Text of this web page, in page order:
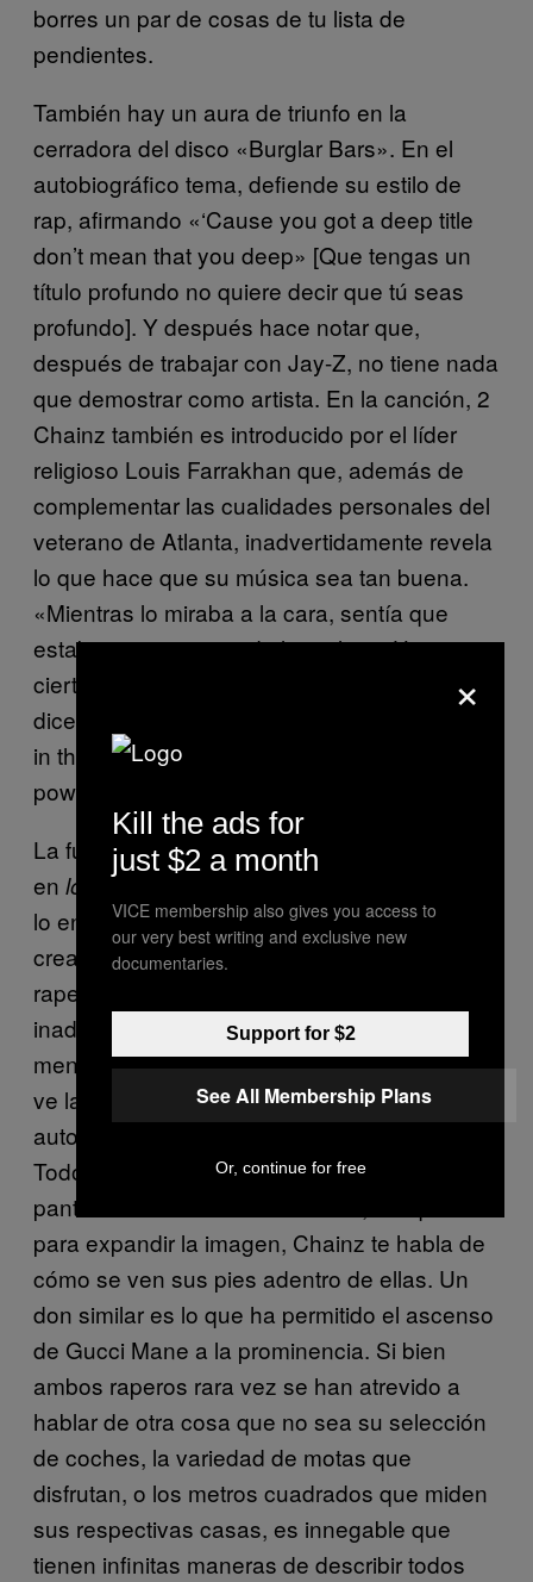
borres un par de cosas de tu lista de
pendientes.
También hay un aura de triunfo en la
cerradora del disco «Burglar Bars». En el
autobiográfico tema, defiende su estilo de
rap, afirmando «‘Cause you got a deep title
don’t mean that you deep» [Que tengas un
título profundo no quiere decir que tú seas
profundo]. Y después hace notar que,
después de trabajar con Jay-Z, no tiene nada
que demostrar como artista. En la canción, 2
Chainz también es introducido por el líder
religioso Louis Farrakhan que, además de
complementar las cualidades personales del
veterano de Atlanta, inadvertidamente revela
lo que hace que su música sea tan buena.
«Mientras lo miraba a la cara, sentía que
estaba en presencia de la realeza. Hay una
cierta potencia que emite en su presencia»,
dice. [As I gazed into his face, I felt that I was
in the presence of royalty. There’s a certain
power presence that he gives off].
La fuerza real de la música 2 Chainz no está
en lo que está diciendo sino
lo entrega. Tiene una gran habilidad para
crear imágenes elegantes que en otros
raperos serían tan estándar que pasarían
inadvertidas. En lugar de simplemente
mencionar el látigo, Chainz te dice cómo se
ve la calle cuando echa en reversa su
automóvil, debido a su tamaño gigantesco.
Todo el mundo rapea acerca de tener
pantuflas Gucci en la actualidad, así que
para expandir la imagen, Chainz te habla de
cómo se ven sus pies adentro de ellas. Un
don similar es lo que ha permitido el ascenso
de Gucci Mane a la prominencia. Si bien
ambos raperos rara vez se han atrevido a
hablar de otra cosa que no sea su selección
de coches, la variedad de motas que
disfrutan, o los metros cuadrados que miden
sus respectivas casas, es innegable que
tienen infinitas maneras de describir todos
×
Kill the ads for
just $2 a month
VICE membership also gives you access to
our very best writing and exclusive new
documentaries.
Support for $2
See All Membership Plans
Or, continue for free